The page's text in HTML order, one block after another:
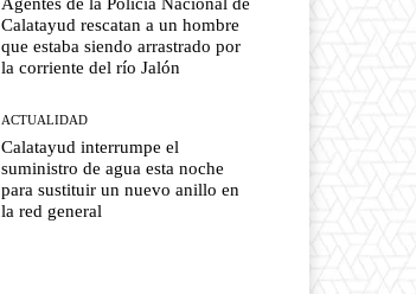
Agentes de la Policía Nacional de
Calatayud rescatan a un hombre
que estaba siendo arrastrado por
la corriente del río Jalón
ACTUALIDAD
Calatayud interrumpe el
suministro de agua esta noche
para sustituir un nuevo anillo en
la red general